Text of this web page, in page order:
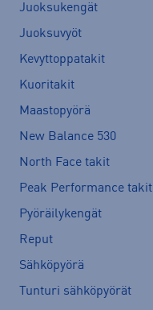
Juoksukengät
Juoksuvyöt
Kevyttoppatakit
Kuoritakit
Maastopyörä
New Balance 530
North Face takit
Peak Performance takit
Pyöräilykengät
Reput
Sähköpyörä
Tunturi sähköpyörät